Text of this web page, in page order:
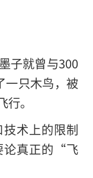
子就曾与300
一只木鸟，被
。
术上的限制
论真正的“飞